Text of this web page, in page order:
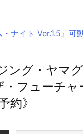
ナイト Ver.1.5』可
ング・ヤマ
フューチ
約》